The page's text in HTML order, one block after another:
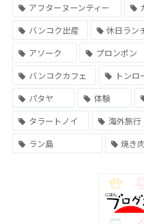
アフターヌーンティー
バンコク出産
休日ラン
アソーク
プロンポン
バンコクカフェ
トンロ
パタヤ
体験
タラートノイ
海外旅行
ラン島
焼き肉